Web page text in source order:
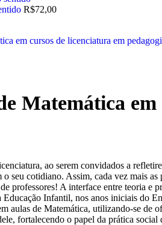
R$72,00
Matemática
ao serem convidados a
seu cotidiano. Assim, cada vez mais
professores! A interface entre teoria e
Educação Infantil, nos anos iniciais do
aulas de Matemática, utilizando-se de
fortalecendo o papel da prática